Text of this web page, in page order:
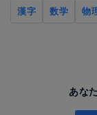
漢字
数学 物
あな